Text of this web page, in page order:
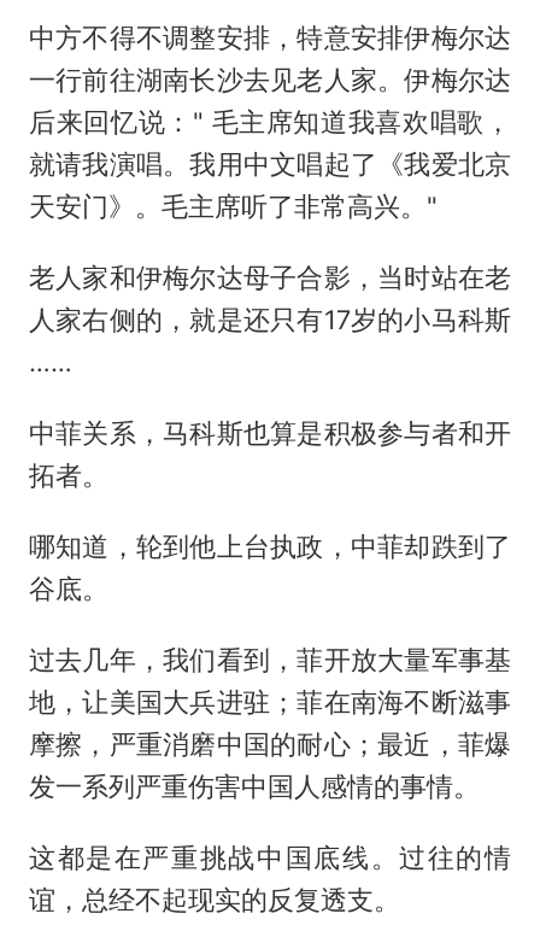
中方不得不调整安排，特意安排伊梅尔达
一行前往湖南长沙去见老人家。伊梅尔达
后来回忆说：" 毛主席知道我喜欢唱歌，
就请我演唱。我用中文唱起了《我爱北京
天安门》。毛主席听了非常高兴。"
老人家和伊梅尔达母子合影，当时站在老
人家右侧的，就是还只有17岁的小马科斯
……
中菲关系，马科斯也算是积极参与者和开
拓者。
哪知道，轮到他上台执政，中菲却跌到了
谷底。
过去几年，我们看到，菲开放大量军事基
地，让美国大兵进驻；菲在南海不断滋事
摩擦，严重消磨中国的耐心；最近，菲爆
发一系列严重伤害中国人感情的事情。
这都是在严重挑战中国底线。过往的情
谊，总经不起现实的反复透支。